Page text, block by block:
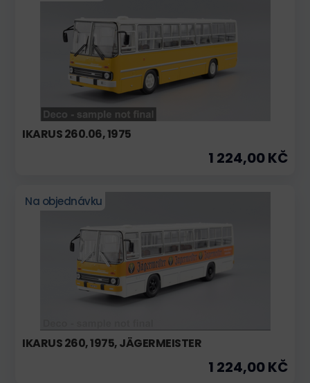
IKARUS 260.06, 1975
1 224,00 KČ
Na objednávku
IKARUS 260, 1975, JÄGERMEISTER
1 224,00 KČ